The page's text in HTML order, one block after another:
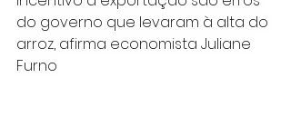
do governo que levaram à alta do
arroz, afirma economista Juliane
Furno